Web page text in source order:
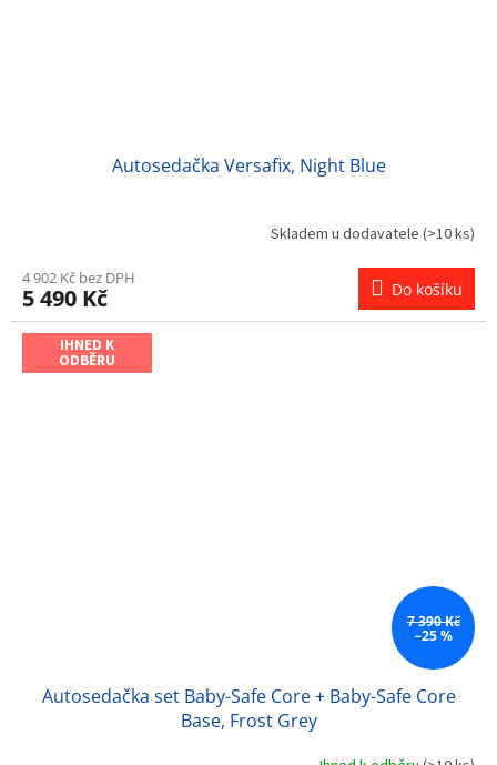
Autosedačka Versafix, Night Blue
Skladem u dodavatele (>10 ks)
4 902 Kč bez DPH
5 490 Kč Do košíku
IHNED K
ODBĚRU
7 390 Kč
–25 %
Autosedačka set Baby-Safe Core + Baby-Safe Core
Base, Frost Grey